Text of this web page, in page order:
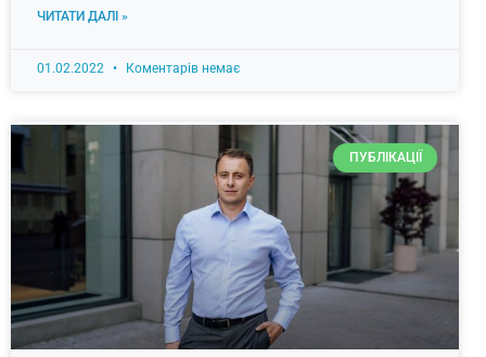
ЧИТАТИ ДАЛІ »
01.02.2022 Коментарів немає
ПУБЛІКАЦІЇ